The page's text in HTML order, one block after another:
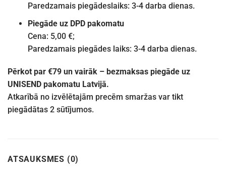
Paredzamais piegādeslaiks: 3-4 darba dienas.
Piegāde uz DPD pakomatu
Cena: 5,00 €;
Paredzamais piegādes laiks: 3-4 darba dienas.
Pērkot par €79 un vairāk – bezmaksas piegāde uz
UNISEND pakomatu Latvijā.
Atkarībā no izvēlētajām precēm smaržas var tikt
piegādātas 2 sūtījumos.
ATSAUKSMES (0)